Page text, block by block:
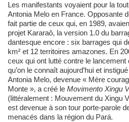
Les manifestants voyaient pour la
Antonia Melo en France. Opposante
fait partie de ceux qui, en 1989,
projet Kararaô, la version 1.0 du
dantesque encore : six barrages qui
km² et 12 territoires amazones. En
ceux qui ont lutté contre le lancement
qu’on le connaît aujourd’hui et
Antonia Melo, devenue « Mère
Monte », a créé le Movimento Xingu
(littéralement : Mouvement du Xingu
est devenue à son tour porte-parole
menacés dans la région du Pará.